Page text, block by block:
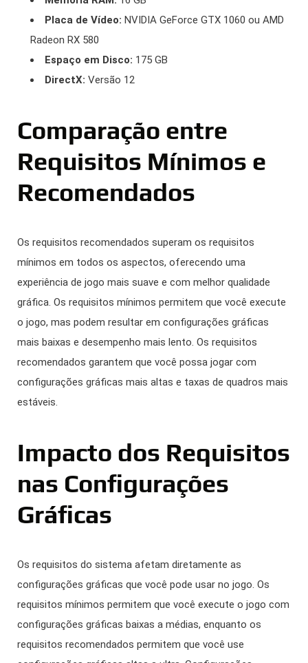
Placa de Vídeo: NVIDIA GeForce GTX 1060 ou AMD
Radeon RX 580
Espaço em Disco: 175 GB
DirectX: Versão 12
Comparação entre
Requisitos Mínimos e
Recomendados
Os requisitos recomendados superam os requisitos
mínimos em todos os aspectos, oferecendo uma
experiência de jogo mais suave e com melhor qualidade
gráfica. Os requisitos mínimos permitem que você execute
o jogo, mas podem resultar em configurações gráficas
mais baixas e desempenho mais lento. Os requisitos
recomendados garantem que você possa jogar com
configurações gráficas mais altas e taxas de quadros mais
estáveis.
Impacto dos Requisitos
nas Configurações
Gráficas
Os requisitos do sistema afetam diretamente as
configurações gráficas que você pode usar no jogo. Os
requisitos mínimos permitem que você execute o jogo com
configurações gráficas baixas a médias, enquanto os
requisitos recomendados permitem que você use